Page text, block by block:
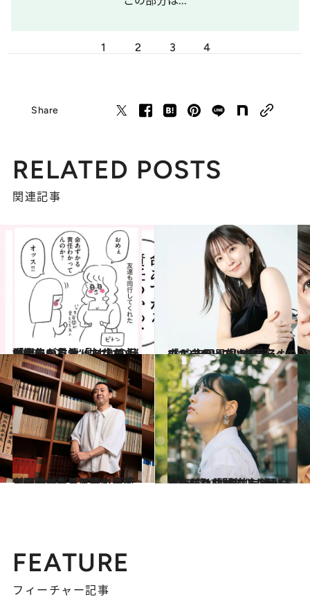
1 2 3 4
Share
RELATED POSTS
関連記事
2023.10.7
大人になると「友だち」が難しい… ヒット中の「大人の友情」マンガ 担当編集が見た“仲よしの秘訣”
カルチャー 2023.10.1
「ポジティブは鍛えるもの」 吉岡里帆の“不安への立ち向かい方”
カルチャー
2023.9.23
エッセイ『ちょっと不運なほうが生活は楽しい』でアンガールズ田中卓志が明かした、プロポーズで頑張ったこと
カルチャー 2023.10.3
「恋にはなってほしくないふたり」 中井友望が演じた“尊い関係”。 ともに上京した幼馴染との思い出も
カルチャー
FEATURE
フィーチャー記事